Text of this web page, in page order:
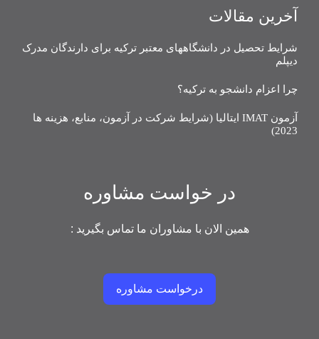
آخرین مقالات
شرایط تحصیل در دانشگاههای معتبر ترکیه برای دارندگان مدرک
دیپلم
چرا اعزام دانشجو به ترکیه؟
آزمون IMAT ایتالیا (شرایط شرکت در آزمون، منابع، هزینه ها
2023)
در خواست مشاوره
همین الان با مشاوران ما تماس بگیرید :
درخواست مشاوره